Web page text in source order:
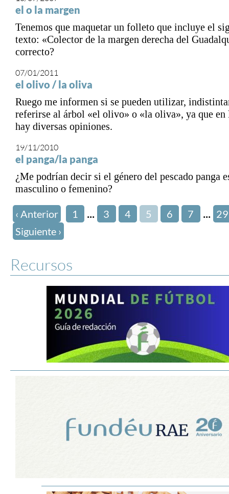
el o la margen
Tenemos que maquetar un folleto que incluye el
texto: «Colector de la margen derecha del
correcto?
07/01/2011
el olivo / la oliva
Ruego me informen si se pueden utilizar,
referirse al árbol «el olivo» o «la oliva», ya que
hay diversas opiniones.
19/11/2010
el panga/la panga
¿Me podrían decir si el género del pescado panga
masculino o femenino?
‹ Anterior 1 ... 3 4 5 6 7 ... 29
Siguiente ›
Recursos